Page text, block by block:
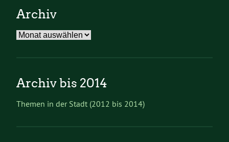
Archiv
Archiv
Archiv bis 2014
Themen in der Stadt (2012 bis 2014)